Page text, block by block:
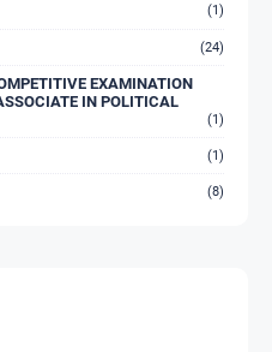
(1)
(24)
EXAMINATION
IN POLITICAL
(1)
(1)
(8)